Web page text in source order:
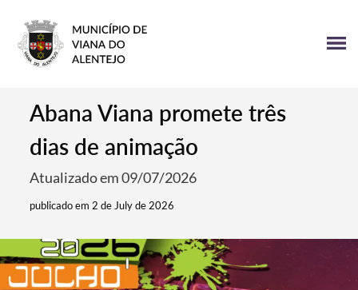
Abana Viana promete três
dias de animação
Atualizado em 09/07/2026
publicado em 2 de July de 2026